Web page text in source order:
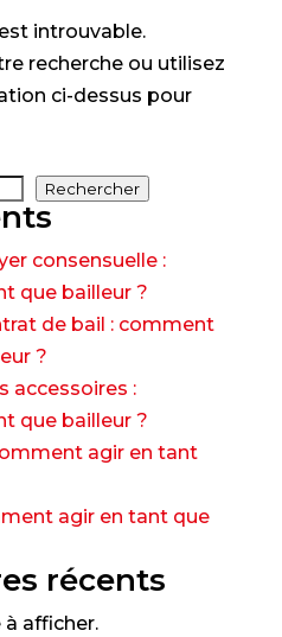
introuvable.
recherche ou utilisez
ci-dessus pour
Rechercher
consensuelle :
que bailleur ?
de bail : comment
?
accessoires :
que bailleur ?
agir en tant
agir en tant que
récents
afficher.